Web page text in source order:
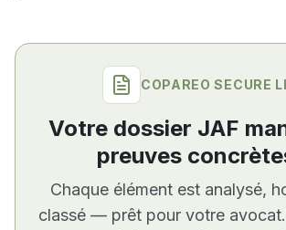
COPAREO SECURE
Votre dossier JAF
preuves
Chaque élément est analysé,
classé — prêt pour votre